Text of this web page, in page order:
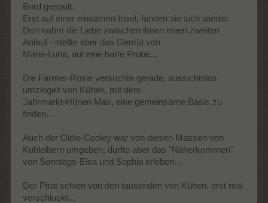
Bord gespült.
Erst auf einer einsamen Insel, fanden sie sich wieder.
Dort nahm die Liebe zwischen ihnen einen zweiten
Anlauf - stellte aber das Gemüt von
Maria-Luna, auf eine harte Probe...
Die Farmer-Rosie versuchte gerade, aussichtslos
umzingelt von Kühen, mit dem
Jahrmarkt-Hünen Max, eine gemeinsame Basis zu
finden...
Auch der Oldie-Cooley war von diesen Massen von
Kuhleibern umgeben, durfte aber das "Näherkommen"
von Sonntags-Elsa und Sophia erleben...
Der Pirat schien von den tausenden von Kühen, erst mal
verschluckt...